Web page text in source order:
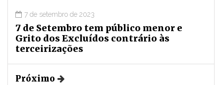
7 de setembro de 2023
7 de Setembro tem público menor e
Grito dos Excluídos contrário às
terceirizações
Próximo